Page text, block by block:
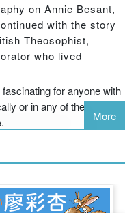
on Annie Besant,
with the story
Theosophist,
who lived
for anyone with
or in any of the areas
More